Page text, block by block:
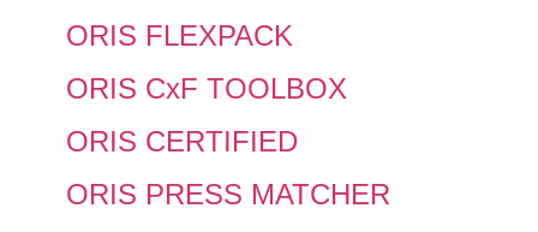
ORIS FLEXPACK
ORIS CxF TOOLBOX
ORIS CERTIFIED
ORIS PRESS MATCHER